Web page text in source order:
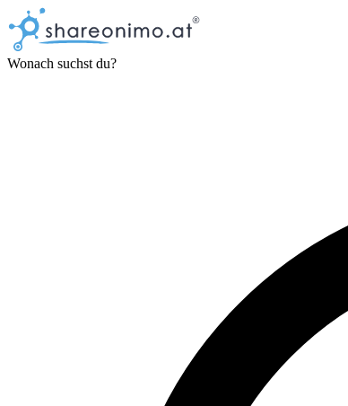
Wonach suchst du?